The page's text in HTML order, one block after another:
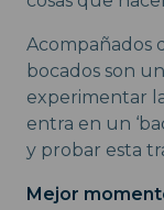
Acompañados
bocados son
experimentar
entra en un
y probar esta
Mejor